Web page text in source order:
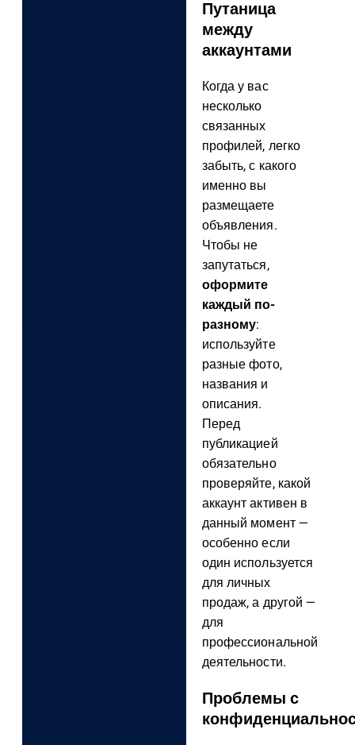
Путаница
между
аккаунтами
Когда у вас
несколько
связанных
профилей, легко
забыть, с какого
именно вы
размещаете
объявления.
Чтобы не
запутаться,
оформите
каждый по-
разному:
используйте
разные фото,
названия и
описания.
Перед
публикацией
обязательно
проверяйте, какой
аккаунт активен в
данный момент —
особенно если
один используется
для личных
продаж, а другой —
для
профессиональной
деятельности.
Проблемы с